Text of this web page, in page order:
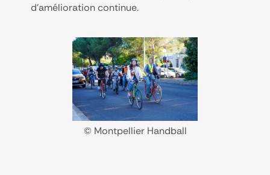
d’amélioration continue.
© Montpellier Handball